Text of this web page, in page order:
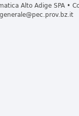
Alto Adige SPA •